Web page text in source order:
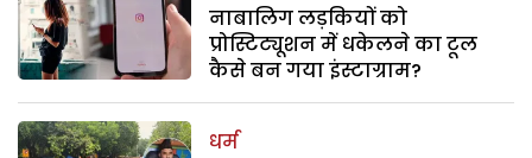
नाबालिग लड़कियों को
प्रोस्टिट्यूशन में धकेलने का टूल
कैसे बन गया इंस्टाग्राम?
धर्म